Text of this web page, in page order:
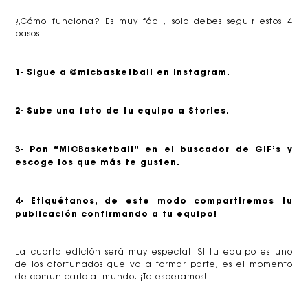
¿Cómo funciona? Es muy fácil, solo debes seguir estos 4
pasos:
1- Sigue a @micbasketball en Instagram.
2- Sube una foto de tu equipo a Stories.
3- Pon “MICBasketball” en el buscador de GIF’s y
escoge los que más te gusten.
4- Etiquétanos, de este modo compartiremos tu
publicación confirmando a tu equipo!
La cuarta edición será muy especial. Si tu equipo es uno
de los afortunados que va a formar parte, es el momento
de comunicarlo al mundo. ¡Te esperamos!